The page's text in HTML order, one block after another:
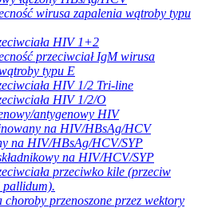
wirusa zapalenia wątroby typu
HIV 1+2
przeciwciał IgM wirusa
typu E
HIV 1/2 Tri-line
HIV 1/2/O
antygenowy HIV
na HIV/HBsAg/HCV
na HIV/HBsAg/HCV/SYP
na HIV/HCV/SYP
przeciwko kile (przeciw
pallidum).
choroby przenoszone przez wektory